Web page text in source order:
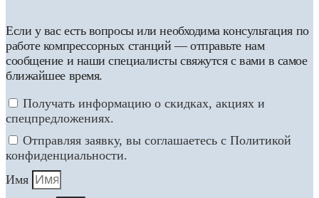
Если у вас есть вопросы или необходима консультация по
работе компрессорных станций — отправьте нам
сообщение и наши специалисты свяжутся с вами в самое
ближайшее время.
Получать информацию о скидках, акциях и
спецпредложениях.
Отправляя заявку, вы соглашаетесь с Политикой
конфиденциальности.
Имя